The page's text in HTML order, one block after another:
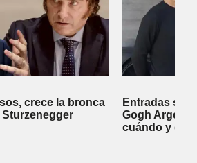
crece la bronca
Entradas
Gogh
cuándo y